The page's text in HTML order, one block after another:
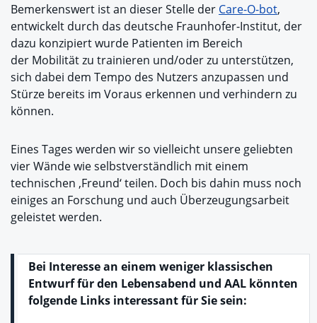
Bemerkenswert ist an dieser Stelle der Care-O-bot,
entwickelt durch das deutsche Fraunhofer-Institut, der
dazu konzipiert wurde Patienten im Bereich
der Mobilitätzu trainieren und/oder zu unterstützen,
sich dabei dem Tempo des Nutzers anzupassen und
Stürze bereits im Voraus erkennen und verhindern zu
können.
Eines Tages werden wir so vielleicht unsere geliebten
vier Wände wie selbstverständlich mit einem
technischen ‚Freund‘ teilen. Doch bis dahin muss noch
einiges an Forschung und auch Überzeugungsarbeit
geleistet werden.
Bei Interesse an einem weniger klassischen
Entwurf für den Lebensabend und AAL könnten
folgende Links interessant für Sie sein: